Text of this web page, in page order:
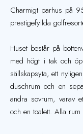
Charmigt parhus på
prestigefyllda
Huset består på
med högt i tak och
sällskapsyta, ett
duschrum och en
andra sovrum, varav
och en toalett. Alla